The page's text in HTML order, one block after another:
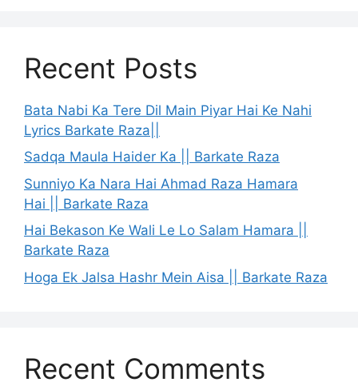
Recent Posts
Bata Nabi Ka Tere Dil Main Piyar Hai Ke Nahi
Lyrics Barkate Raza||
Sadqa Maula Haider Ka || Barkate Raza
Sunniyo Ka Nara Hai Ahmad Raza Hamara
Hai || Barkate Raza
Hai Bekason Ke Wali Le Lo Salam Hamara ||
Barkate Raza
Hoga Ek Jalsa Hashr Mein Aisa || Barkate Raza
Recent Comments